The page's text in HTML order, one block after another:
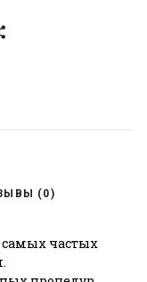
(0)
частых